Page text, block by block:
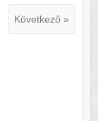
Következő »